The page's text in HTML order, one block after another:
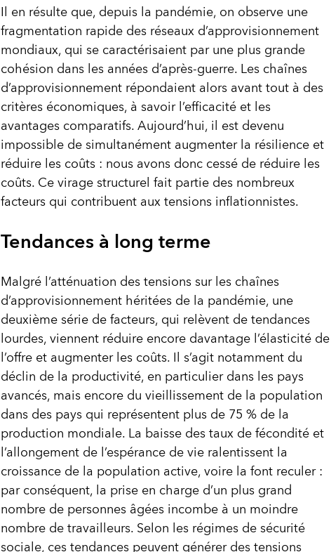
Il en résulte que, depuis la pandémie, on observe une
fragmentation rapide des réseaux d’approvisionnement
mondiaux, qui se caractérisaient par une plus grande
cohésion dans les années d’après-guerre. Les chaînes
d’approvisionnement répondaient alors avant tout à des
critères économiques, à savoir l’efficacité et les
avantages comparatifs. Aujourd’hui, il est devenu
impossible de simultanément augmenter la résilience et
réduire les coûts : nous avons donc cessé de réduire les
coûts. Ce virage structurel fait partie des nombreux
facteurs qui contribuent aux tensions inflationnistes.
Tendances à long terme
Malgré l’atténuation des tensions sur les chaînes
d’approvisionnement héritées de la pandémie, une
deuxième série de facteurs, qui relèvent de tendances
lourdes, viennent réduire encore davantage l’élasticité de
l’offre et augmenter les coûts. Il s’agit notamment du
déclin de la productivité, en particulier dans les pays
avancés, mais encore du vieillissement de la population
dans des pays qui représentent plus de 75 % de la
production mondiale. La baisse des taux de fécondité et
l’allongement de l’espérance de vie ralentissent la
croissance de la population active, voire la font reculer :
par conséquent, la prise en charge d’un plus grand
nombre de personnes âgées incombe à un moindre
nombre de travailleurs. Selon les régimes de sécurité
sociale, ces tendances peuvent générer des tensions